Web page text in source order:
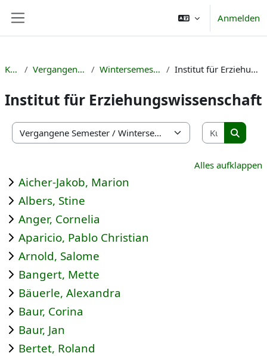
Anmelden
Kurse Vergangene Semester Wintersemester 2023/24 Institut für Erziehungswissenschaft
Institut für Erziehungswissenschaft
Kursbereiche
Kurse
Kurse
Alles aufklappen
Aicher-Jakob, Marion
Albers, Stine
Anger, Cornelia
Aparicio, Pablo Christian
Arnold, Salome
Bangert, Mette
Bäuerle, Alexandra
Baur, Corina
Baur, Jan
Bertet, Roland